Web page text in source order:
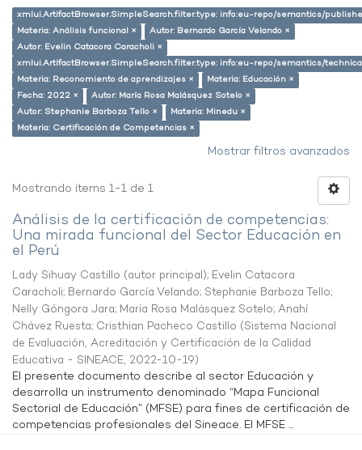
xmlui.ArtifactBrowser.SimpleSearch.filter.type: info:eu-repo/semantics/
Materia: Análisis funcional ×
Autor: Bernardo García Velando ×
Autor: Evelin Catacora Caracholi ×
xmlui.ArtifactBrowser.SimpleSearch.filter.type: info:eu-repo/semantics/
Materia: Reconomiento de aprendizajes ×
Materia: Educación ×
Fecha: 2022 ×
Autor: María Rosa Malásquez Sotelo ×
Autor: Stephanie Barboza Tello ×
Materia: Minedu ×
Materia: Certificación de Competencias ×
Mostrar filtros avanzados
Mostrando ítems 1-1 de 1
Análisis de la certificación de competencias:
Una mirada funcional del Sector Educación en
el Perú
Lady Sihuay Castillo (autor principal); Evelin Catacora
Caracholi; Bernardo García Velando; Stephanie Barboza Tello;
Nelly Góngora Jara; María Rosa Malásquez Sotelo; Anahí
Chávez Ruesta; Cristhian Pacheco Castillo (Sistema Nacional
de Evaluación, Acreditación y Certificación de la Calidad
Educativa - SINEACE, 2022-10-19)
El presente documento describe al sector Educación y
desarrolla un instrumento denominado “Mapa Funcional
Sectorial de Educación” (MFSE) para fines de certificación de
competencias profesionales del Sineace. El MFSE ...